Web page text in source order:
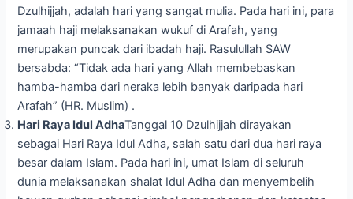
Dzulhijjah, adalah hari yang sangat mulia. Pada hari ini, para
jamaah haji melaksanakan wukuf di Arafah, yang
merupakan puncak dari ibadah haji. Rasulullah SAW
bersabda: “Tidak ada hari yang Allah membebaskan
hamba-hamba dari neraka lebih banyak daripada hari
Arafah” (HR. Muslim) .
Hari Raya Idul AdhaTanggal 10 Dzulhijjah dirayakan
sebagai Hari Raya Idul Adha, salah satu dari dua hari raya
besar dalam Islam. Pada hari ini, umat Islam di seluruh
dunia melaksanakan shalat Idul Adha dan menyembelih